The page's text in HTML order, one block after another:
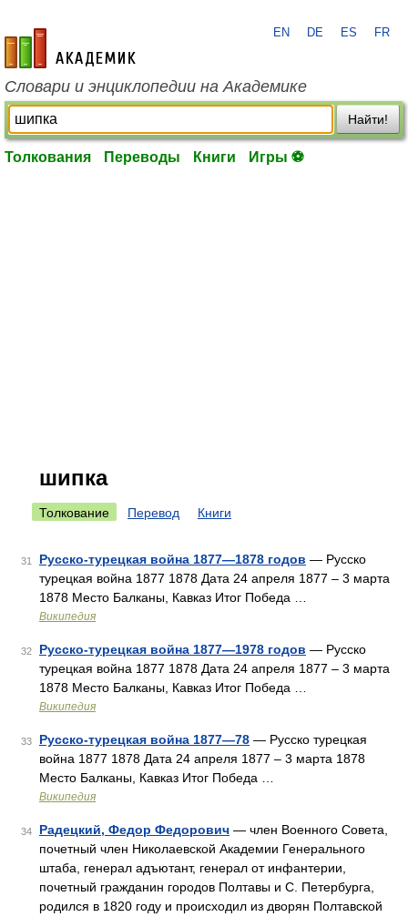
academic.ru
EN DE ES FR
Словари и энциклопедии на Академике
Найти!
Толкования Переводы Книги Игры ⚽
шипка
Толкование Перевод Книги
31 Русско-турецкая война 1877—1878 годов — Русско
турецкая война 1877 1878 Дата 24 апреля 1877 – 3 марта
1878 Место Балканы, Кавказ Итог Победа …
Википедия
32 Русско-турецкая война 1877—1978 годов — Русско
турецкая война 1877 1878 Дата 24 апреля 1877 – 3 марта
1878 Место Балканы, Кавказ Итог Победа …
Википедия
33 Русско-турецкая война 1877—78 — Русско турецкая
война 1877 1878 Дата 24 апреля 1877 – 3 марта 1878
Место Балканы, Кавказ Итог Победа …
Википедия
34 Радецкий, Федор Федорович — член Военного Совета,
почетный член Николаевской Академии Генерального
штаба, генерал адъютант, генерал от инфантерии,
почетный гражданин городов Полтавы и С. Петербурга,
родился в 1820 году и происходил из дворян Полтавской